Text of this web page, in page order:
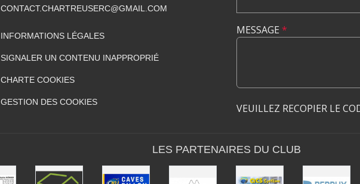
CONTACT.CHARTREUSERC@GMAIL.COM
INFORMATIONS LÉGALES
SIGNALER UN CONTENU INAPPROPRIÉ
CHARTE COOKIES
GESTION DES COOKIES
MESSAGE *
VEUILLEZ RECOPIER LE
LES PARTENAIRES DU CLUB